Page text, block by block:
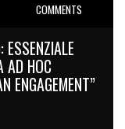
COMMENTS
AD HOC
ENGAGEMENT”